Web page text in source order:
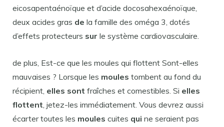
eicosapentaénoïque et d’acide docosahexaénoïque,
deux acides gras de la famille des oméga 3, dotés
d’effets protecteurs sur le système cardiovasculaire.
de plus, Est-ce que les moules qui flottent Sont-elles
mauvaises ? Lorsque les moules tombent au fond du
récipient, elles sont fraîches et comestibles. Si elles
flottent, jetez-les immédiatement. Vous devrez aussi
écarter toutes les moules cuites qui ne seraient pas